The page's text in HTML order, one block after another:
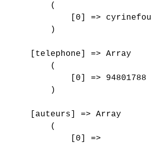
        (
[0] =>
        )
    [telephone] => Array
        (
            [0] => 94801788
        )
    [auteurs] => Array
        (
            [0] =>